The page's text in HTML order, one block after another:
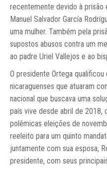
recentemente devido à prisão
Manuel Salvador García
uma mulher. Também pela
supostos abusos contra um
ao padre Uriel Vallejos e ao
O presidente Ortega
nicaraguenses que atuaram
nacional que buscava uma
país vive desde abril de 2018,
polêmicas eleições de
reeleito para um quinto
juntamente com sua esposa,
presidente, com seus